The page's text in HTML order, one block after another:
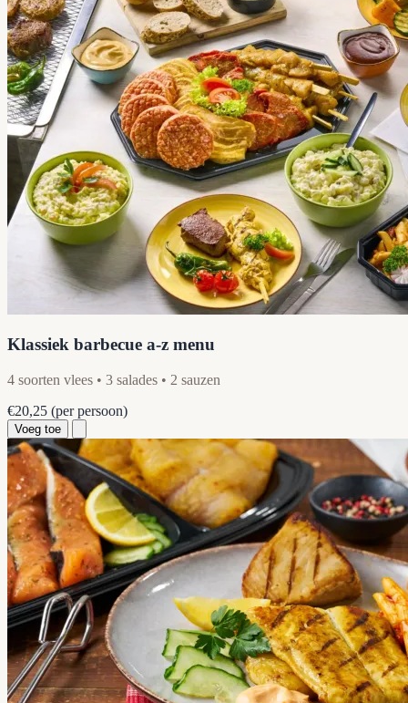
Klassiek barbecue a-z menu
4 soorten vlees • 3 salades • 2 sauzen
€20,25 (per persoon)
Voeg toe